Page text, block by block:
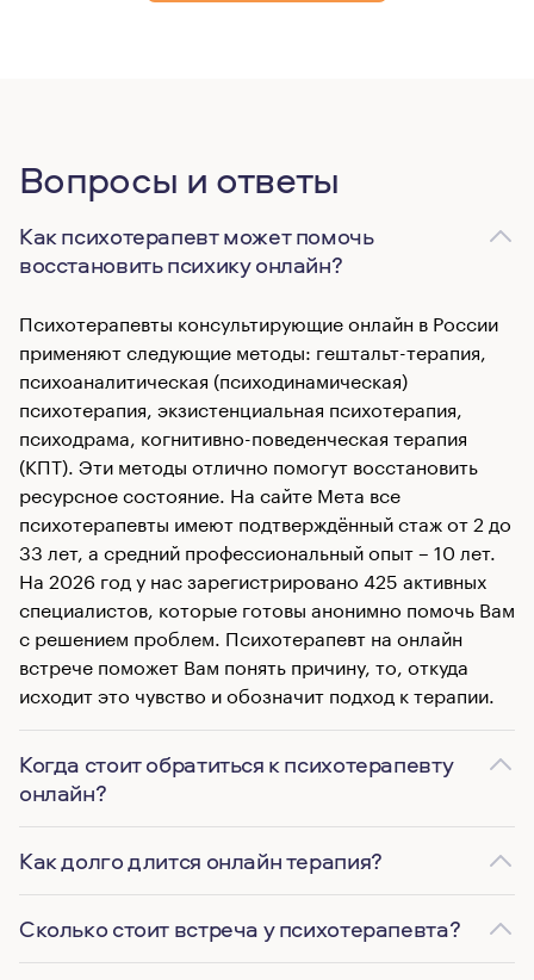
Вопросы и ответы
Как психотерапевт может помочь
восстановить психику онлайн?
Психотерапевты консультирующие онлайн в России
применяют следующие методы: гештальт-терапия,
психоаналитическая (психодинамическая)
психотерапия, экзистенциальная психотерапия,
психодрама, когнитивно-поведенческая терапия
(КПТ). Эти методы отлично помогут восстановить
ресурсное состояние. На сайте Мета все
психотерапевты имеют подтверждённый стаж от 2 до
33 лет, а средний профессиональный опыт – 10 лет.
На 2026 год у нас зарегистрировано 425 активных
специалистов, которые готовы анонимно помочь Вам
с решением проблем. Психотерапевт на онлайн
встрече поможет Вам понять причину, то, откуда
исходит это чувство и обозначит подход к терапии.
Когда стоит обратиться к психотерапевту
онлайн?
Как долго длится онлайн терапия?
Сколько стоит встреча у психотерапевта?